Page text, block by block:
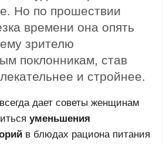
Но по прошествии
времени она опять
зрителю
поклонникам, став
и стройнее.
дает советы женщинам
уменьшения
в блюдах рациона питания